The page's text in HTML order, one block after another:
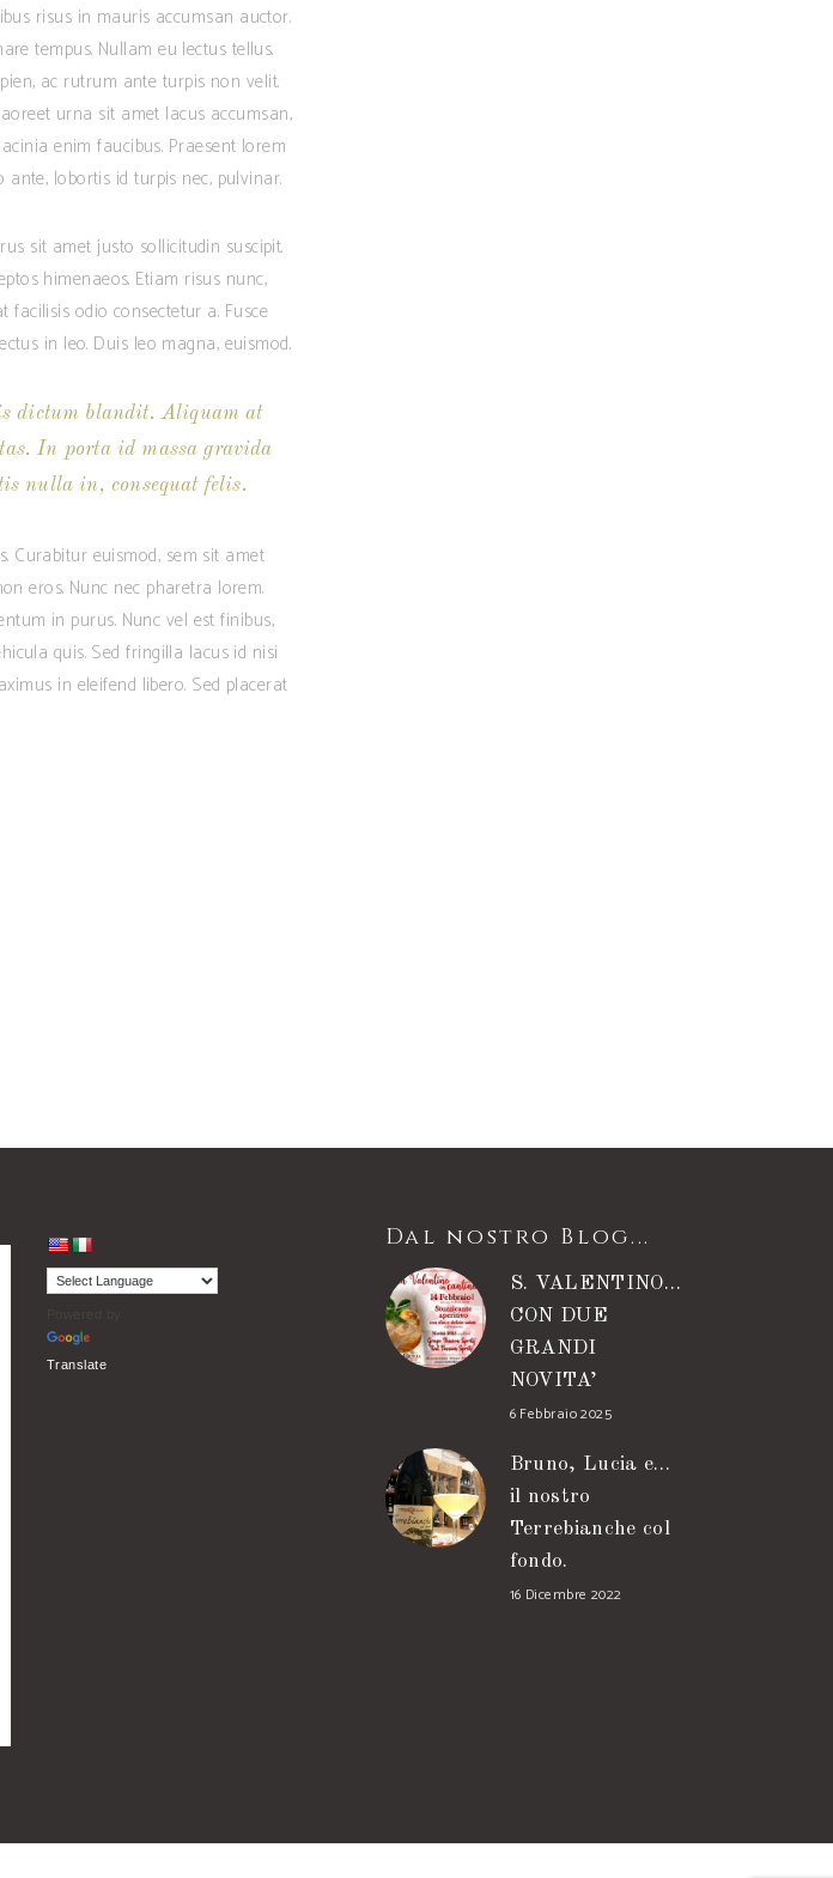
risus in mauris accumsan auctor.
tempus. Nullam eu lectus tellus.
ac rutrum ante turpis non velit.
urna sit amet lacus accumsan,
enim faucibus. Praesent lorem
lobortis id turpis nec, pulvinar.
sit amet justo sollicitudin suscipit.
himenaeos. Etiam risus nunc,
odio consectetur a. Fusce
in leo. Duis leo magna, euismod.
dictum blandit. Aliquam at
In porta id massa gravida
nulla in, consequat felis.
Curabitur euismod, sem sit amet
eros. Nunc nec pharetra lorem.
in purus. Nunc vel est finibus,
quis. Sed fringilla lacus id nisi
in eleifend libero. Sed placerat
Translate
Dal nostro Blog...
S. VALENTINO…
CON DUE
GRANDI
NOVITA’
6 Febbraio 2025
Bruno, Lucia e…
il nostro
Terrebianche col
fondo.
16 Dicembre 2022